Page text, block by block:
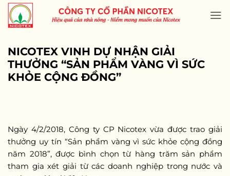
Skip
content
NICOTEX VINH DỰ NHẬN GIẢI
THƯỞNG “SẢN PHẨM VÀNG VÌ SỨC
KHỎE CỘNG ĐỒNG”
Ngày 4/2/2018, Công ty CP Nicotex vừa được trao giải
thưởng uy tín “Sản phẩm vàng vì sức khỏe cộng đồng
năm 2018”, được bình chọn từ hàng trăm sản phẩm
tham gia xét giải từ các doanh nghiệp trong nước và